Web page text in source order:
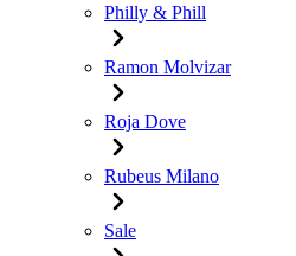
Philly & Phill
Ramon Molvizar
Roja Dove
Rubeus Milano
Sale